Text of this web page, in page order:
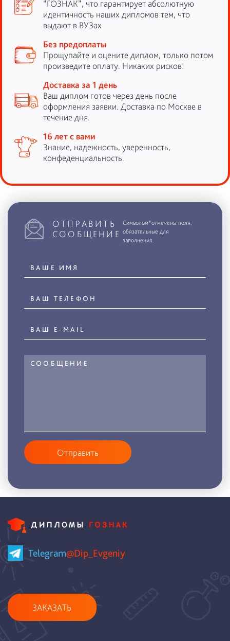
“ГОЗНАК”, что гарантирует абсолютную
идентичность наших дипломов тем, что
выдают в ВУЗах
Без предоплаты
Прощупайте и оцените диплом, только потом
произведите оплату. Никаких рисков!
Доставка за 1 день
Ваш диплом готов через день после
оформления заявки. Доставка по Москве в
течение дня.
16 лет с вами
Знание, надежность, уверенность,
конфеденциальность.
ОТПРАВИТЬ
СООБЩЕНИЕ
Символом*отмечены поля,
обязательные для
заполнения.
Отправить
Telegram@Dip_Evgeniy
ЗАКАЗАТЬ